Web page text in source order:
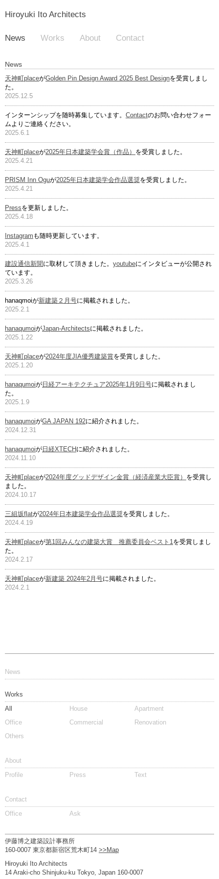
Hiroyuki Ito Architects
News Works About Contact
News
天神町placeがGolden Pin Design Award 2025 Best Designを受賞しまし
た。
2025.12.5
インターンシップを随時募集しています。 Contactのお問い合わせフォー
ムよりご連絡ください。
2025.6.1
天神町placeが2025年日本建築学会賞（作品） を受賞しました。
2025.4.21
PRISM Inn Oguが2025年日本建築学会作品選奨を受賞しました。
2025.4.21
Pressを更新しました。
2025.4.18
Instagram も随時更新しています。
2025.4.1
建設通信新聞に取材して頂きました。 youtubeにインタビューが公開され
ています。
2025.3.26
hanaqmoiが新建築２月号に掲載されました。
2025.2.1
hanaqumoiがJapan-Architectsに掲載されました。
2025.1.22
天神町placeが2024年度JIA優秀建築賞を受賞しました。
2025.1.20
hanaqumoiが 日経アーキテクチュア2025年1月9日号に掲載されまし
た。
2025.1.9
hanaqumoiがGA JAPAN 192に紹介されました。
2024.12.31
hanaqumoiが 日経XTECH に紹介されました。
2024.11.10
天神町placeが2024年度グッドデザイン金賞（経済産業大臣賞） を受賞し
ました。
2024.10.17
三組坂flatが2024年日本建築学会作品選奨を受賞しました。
2024.4.19
天神町placeが第1回みんなの建築大賞 推薦委員会ベスト1を受賞しまし
た。
2024.2.17
天神町placeが新建築 2024年2月号に掲載されました。
2024.2.1
News
Works
All
House
Apartment
Office
Commercial
Renovation
Others
About
Profile
Press Text
Contact
Office
Ask
伊藤博之建築設計事務所
160-0007 東京都新宿区荒木町14 >>Map
Hiroyuki Ito Architects
14 Araki-cho Shinjuku-ku Tokyo, Japan 160-0007